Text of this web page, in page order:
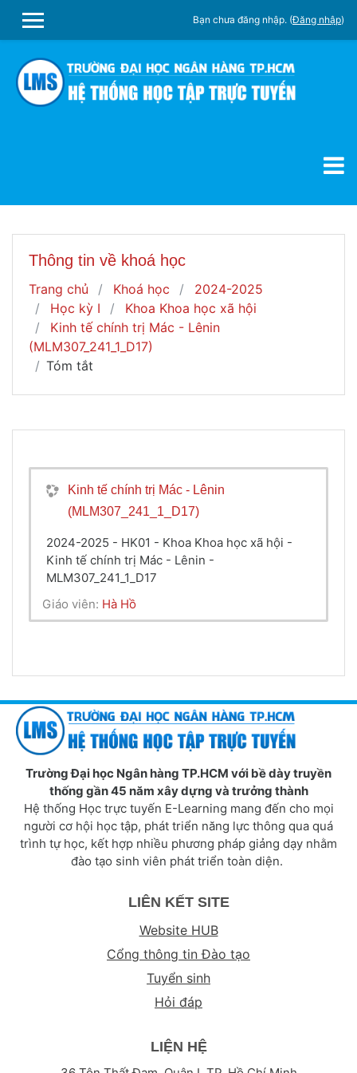
SIDE PANEL
Bạn chưa đăng nhập. (Đăng nhập)
Thông tin về khoá học
Trang chủ Khoá học
2024-2025
Học kỳ I
Khoa Khoa học xã hội
Kinh tế chính trị Mác - Lênin
(MLM307_241_1_D17)
Tóm tắt
Kinh tế chính trị Mác - Lênin
(MLM307_241_1_D17)
2024-2025 - HK01 - Khoa Khoa học xã hội -
Kinh tế chính trị Mác - Lênin -
MLM307_241_1_D17
Giáo viên: Hà Hồ
Trường Đại học Ngân hàng TP.HCM với bề dày truyền
thống gần 45 năm xây dựng và trưởng thành
Hệ thống Học trực tuyến E-Learning mang đến cho mọi
người cơ hội học tập, phát triển năng lực thông qua quá
trình tự học, kết hợp nhiều phương pháp giảng dạy nhằm
đào tạo sinh viên phát triển toàn diện.
LIÊN KẾT SITE
Website HUB
Cổng thông tin Đào tạo
Tuyển sinh
Hỏi đáp
LIỆN HỆ